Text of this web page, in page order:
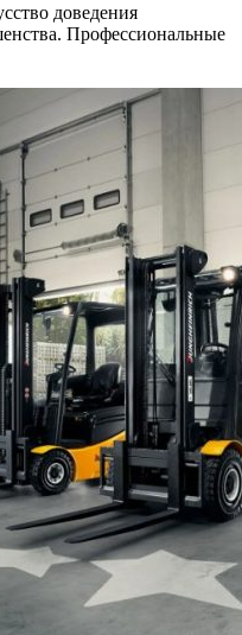
доведения
Профессиональные